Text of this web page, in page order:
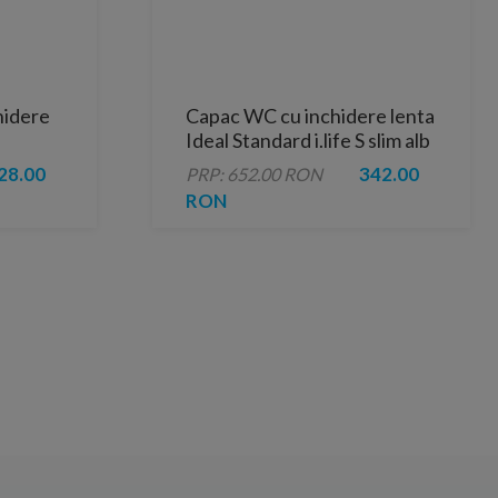
Capac WC cu inchidere lenta
Ideal Standard i.life S slim alb
lucios
PRP: 652.00 RON
342.00
RON